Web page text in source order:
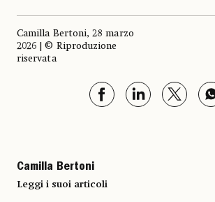
Camilla Bertoni, 28 marzo
2026 | © Riproduzione
riservata
Camilla Bertoni
Leggi i suoi articoli